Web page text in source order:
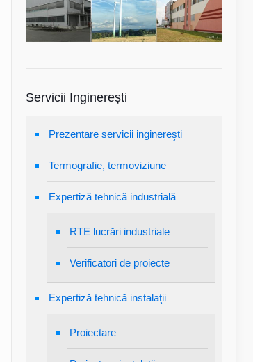
Servicii Inginerești
Prezentare servicii inginereşti
Termografie, termoviziune
Expertiză tehnică industrială
RTE lucrări industriale
Verificatori de proiecte
Expertiză tehnică instalaţii
Proiectare